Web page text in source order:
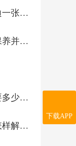
下载APP
左边面部鬓角耳朵边一张嘴吃东西就痛怎么办
打完耳洞需要怎样保养并且需要注意些什么呢大概需要多久才能好呢？
做耳垂整形手术需要多少钱呢？
耳部整形手术方式怎样解决耳垂厚大？